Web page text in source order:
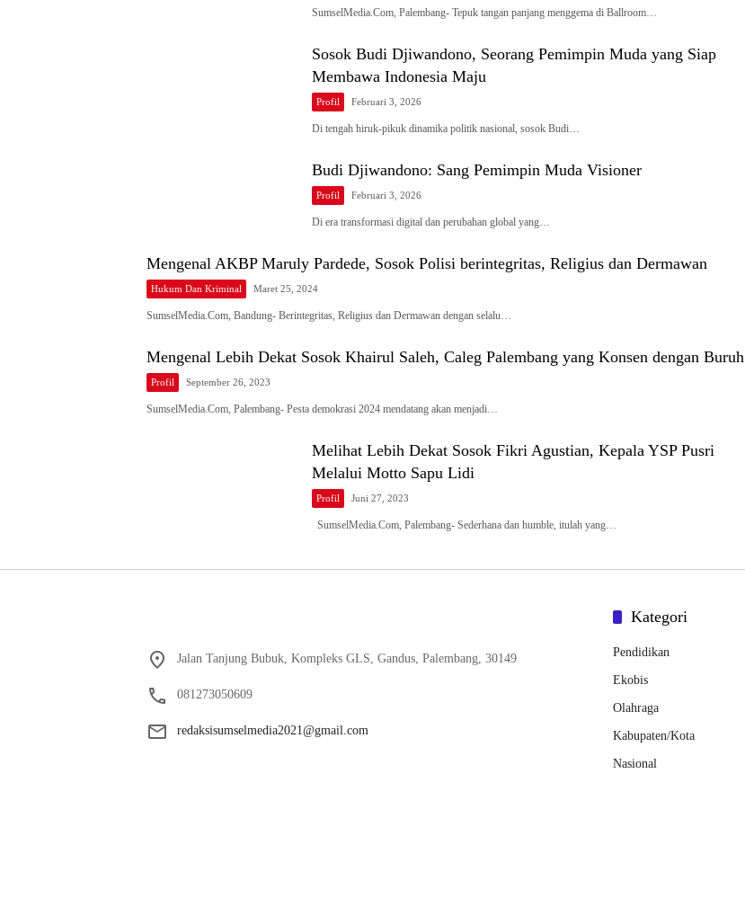
SumselMedia.Com, Palembang- Tepuk tangan panjang menggema di Ballroom…
Sosok Budi Djiwandono, Seorang Pemimpin Muda yang Siap
Membawa Indonesia Maju
Profil Februari 3, 2026
Di tengah hiruk-pikuk dinamika politik nasional, sosok Budi…
Budi Djiwandono: Sang Pemimpin Muda Visioner
Profil Februari 3, 2026
Di era transformasi digital dan perubahan global yang…
Mengenal AKBP Maruly Pardede, Sosok Polisi berintegritas, Religius dan Dermawan
Hukum Dan Kriminal Maret 25, 2024
SumselMedia.Com, Bandung- Berintegritas, Religius dan Dermawan dengan selalu…
Mengenal Lebih Dekat Sosok Khairul Saleh, Caleg Palembang yang Konsen dengan Buruh
Profil September 26, 2023
SumselMedia.Com, Palembang- Pesta demokrasi 2024 mendatang akan menjadi…
Melihat Lebih Dekat Sosok Fikri Agustian, Kepala YSP Pusri
Melalui Motto Sapu Lidi
Profil Juni 27, 2023
SumselMedia.Com, Palembang- Sederhana dan humble, itulah yang…
Jalan Tanjung Bubuk, Kompleks GLS, Gandus, Palembang, 30149
081273050609
redaksisumselmedia2021@gmail.com
Kategori
Pendidikan
Ekobis
Olahraga
Kabupaten/Kota
Nasional